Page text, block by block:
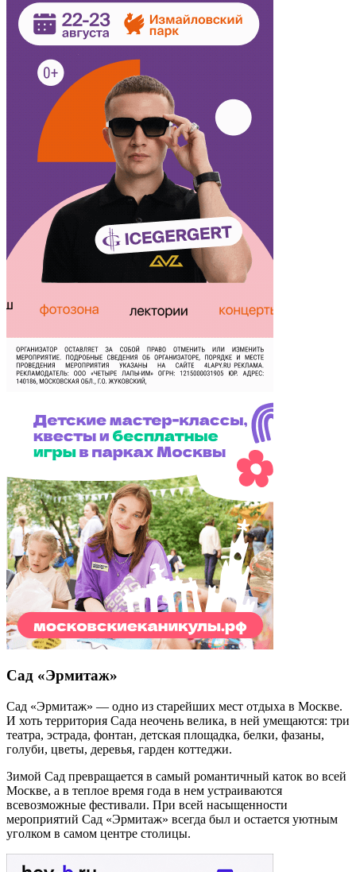
Сад «Эрмитаж»
Сад «Эрмитаж» — одно из старейших мест отдыха в Москве.
И хоть территория Сада неочень велика, в ней умещаются: три
театра, эстрада, фонтан, детская площадка, белки, фазаны,
голуби, цветы, деревья, гарден коттеджи.
Зимой Сад превращается в самый романтичный каток во всей
Москве, а в теплое время года в нем устраиваются
всевозможные фестивали. При всей насыщенности
мероприятий Сад «Эрмитаж» всегда был и остается уютным
уголком в самом центре столицы.